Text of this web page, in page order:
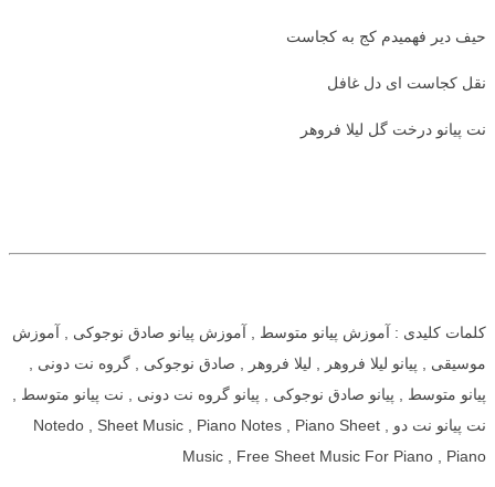
حیف دیر فهمیدم کج به کجاست
نقل کجاست ای دل غافل
نت پیانو درخت گل لیلا فروهر
کلمات کلیدی : آموزش پیانو متوسط , آموزش پیانو صادق نوجوکی , آموزش
موسیقی , پیانو لیلا فروهر , لیلا فروهر , صادق نوجوکی , گروه نت دونی ,
پیانو متوسط , پیانو صادق نوجوکی , پیانو گروه نت دونی , نت پیانو متوسط ,
نت پیانو نت دو , Notedo , Sheet Music , Piano Notes , Piano Sheet
Music , Free Sheet Music For Piano , Piano